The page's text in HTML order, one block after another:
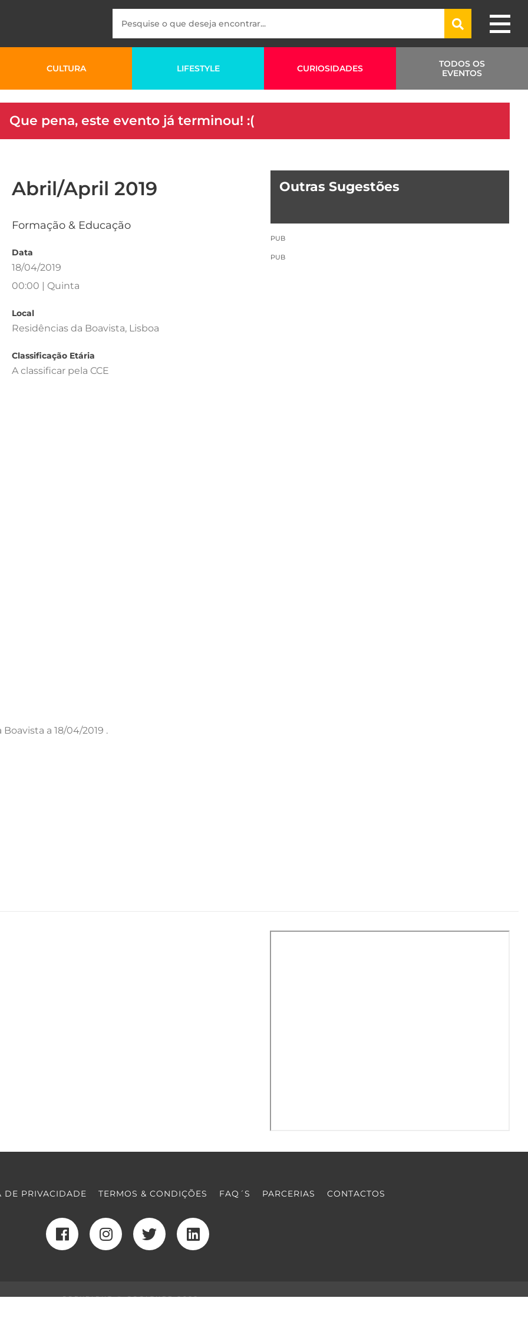
CULTURA LIFESTYLE CURIOSIDADES
TODOS OS
EVENTOS
Que pena, este evento já terminou! :(
Abril/April 2019
Formação & Educação
Data
18/04/2019
00:00 | Quinta
Local
Residências da Boavista, Lisboa
Classificação Etária
A classificar pela CCE
a 18/04/2019 .
Outras Sugestões
PUB
PUB
DE PRIVACIDADE TERMOS & CONDIÇÕES FAQ´S PARCERIAS CONTACTOS
COPYRIGHT © COOLTURE 2022